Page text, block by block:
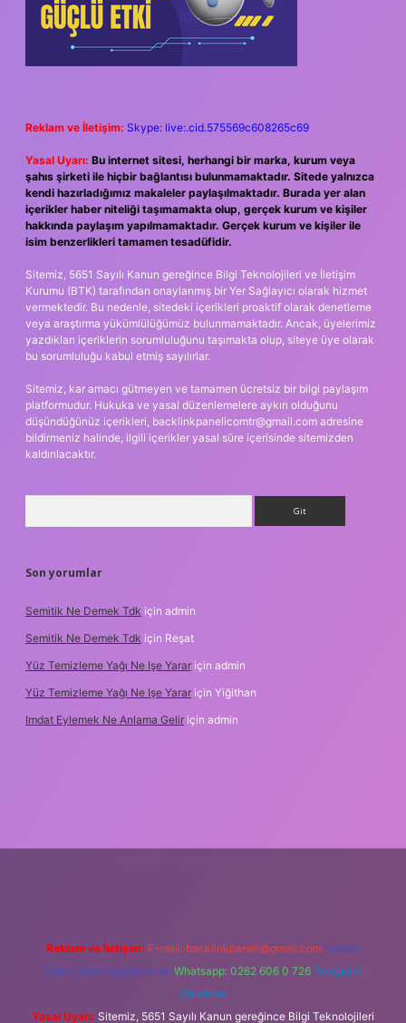
Reklam ve İletişim: Skype: live:.cid.575569c608265c69
Yasal Uyarı: Bu internet sitesi, herhangi bir marka, kurum veya
şahıs şirketi ile hiçbir bağlantısı bulunmamaktadır. Sitede yalnızca
kendi hazırladığımız makaleler paylaşılmaktadır. Burada yer alan
içerikler haber niteliği taşımamakta olup, gerçek kurum ve kişiler
hakkında paylaşım yapılmamaktadır. Gerçek kurum ve kişiler ile
isim benzerlikleri tamamen tesadüfidir.
Sitemiz, 5651 Sayılı Kanun gereğince Bilgi Teknolojileri ve İletişim
Kurumu (BTK) tarafından onaylanmış bir Yer Sağlayıcı olarak hizmet
vermektedir. Bu nedenle, sitedeki içerikleri proaktif olarak denetleme
veya araştırma yükümlülüğümüz bulunmamaktadır. Ancak, üyelerimiz
yazdıkları içeriklerin sorumluluğunu taşımakta olup, siteye üye olarak
bu sorumluluğu kabul etmiş sayılırlar.
Sitemiz, kar amacı gütmeyen ve tamamen ücretsiz bir bilgi paylaşım
platformudur. Hukuka ve yasal düzenlemelere aykırı olduğunu
düşündüğünüz içerikleri, backlinkpanelicomtr@gmail.com adresine
bildirmeniz halinde, ilgili içerikler yasal süre içerisinde sitemizden
kaldırılacaktır.
Son yorumlar
Semitik Ne Demek Tdk için admin
Semitik Ne Demek Tdk için Reşat
Yüz Temizleme Yağı Ne Işe Yarar için admin
Yüz Temizleme Yağı Ne Işe Yarar için Yiğithan
Imdat Eylemek Ne Anlama Gelir için admin
Reklam ve İletişim: E-mail: backlinkpaneli@gmail.com Teams:
forumhizmeti@gmail.com Whatsapp: 0262 606 0 726 Telegram:
@karabul
Yasal Uyarı: Sitemiz, 5651 Sayılı Kanun gereğince Bilgi Teknolojileri